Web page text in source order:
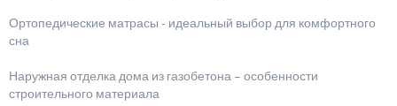
Ортопедические матрасы - идеальный выбор для комфортного
сна
Наружная отделка дома из газобетона – особенности
строительного материала